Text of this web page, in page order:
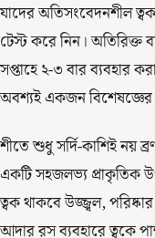
যাদের অতিসংবেদনশীল
টেস্ট করে নিন। অতিরিক্ত
সপ্তাহে ২-৩ বার ব্যবহার
অবশ্যই একজন বিশেষজ্ঞের
শীতে শুধু সর্দি-কাশিই নয়
একটি সহজলভ্য প্রাকৃতিক
ত্বক থাকবে উজ্জ্বল,
আদার রস ব্যবহারে ত্বকে